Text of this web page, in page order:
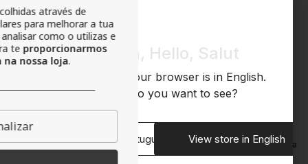
Pulseira Homem Clinton Pulseira Homem Dourada Wayne
através de
para melhorar a tua
como o utilizas e
te proporcionarmos
nossa loja.Olá, Hola, Hello, Salut
We noticed that your browser is in English.
What store do you want to see?
View store in Portuguese View store in English